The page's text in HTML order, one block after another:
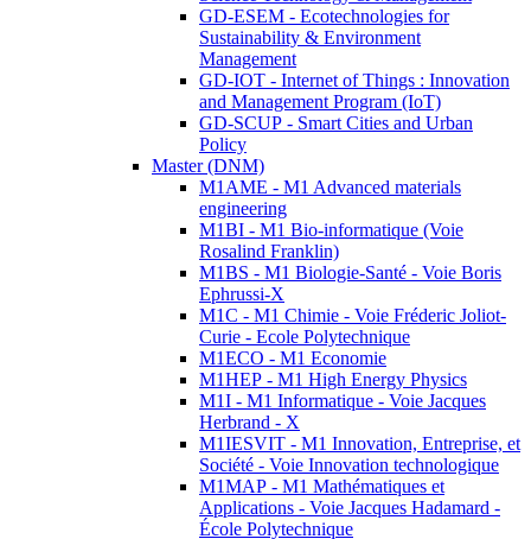
GD-ESEM - Ecotechnologies for
Sustainability & Environment
Management
GD-IOT - Internet of Things : Innovation
and Management Program (IoT)
GD-SCUP - Smart Cities and Urban
Policy
Master (DNM)
M1AME - M1 Advanced materials
engineering
M1BI - M1 Bio-informatique (Voie
Rosalind Franklin)
M1BS - M1 Biologie-Santé - Voie Boris
Ephrussi-X
M1C - M1 Chimie - Voie Fréderic Joliot-
Curie - Ecole Polytechnique
M1ECO - M1 Economie
M1HEP - M1 High Energy Physics
M1I - M1 Informatique - Voie Jacques
Herbrand - X
M1IESVIT - M1 Innovation, Entreprise, et
Société - Voie Innovation technologique
M1MAP - M1 Mathématiques et
Applications - Voie Jacques Hadamard -
École Polytechnique